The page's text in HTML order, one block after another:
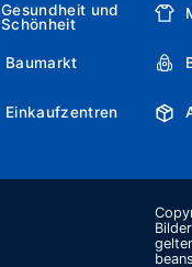
Gesundheit und
Schönheit
Baumarkt
Einkaufzentren